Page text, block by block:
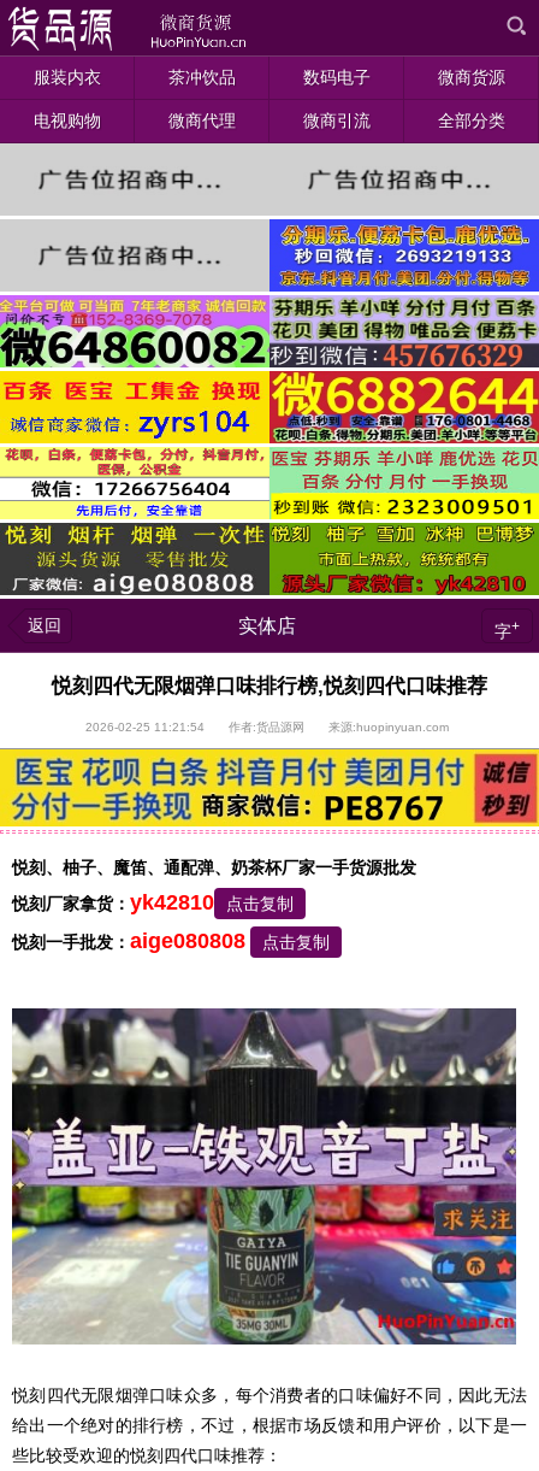
服装内衣 茶冲饮品 数码电子 微商货源
电视购物 微商代理 微商引流 全部分类
返回 实体店 字+
悦刻四代无限烟弹口味排行榜,悦刻四代口味推荐
2026-02-25 11:21:54 作者:货品源网 来源:huopinyuan.com
悦刻、柚子、魔笛、通配弹、奶茶杯厂家一手货源批发
悦刻厂家拿货： yk42810
点击复制
悦刻一手批发： aige080808 点击复制
悦刻四代无限烟弹口味众多，每个消费者的口味偏好不同，因此无法
给出一个绝对的排行榜，不过，根据市场反馈和用户评价，以下是一
些比较受欢迎的悦刻四代口味推荐：